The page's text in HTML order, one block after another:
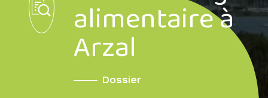
alimentaire à
Arzal
Dossier